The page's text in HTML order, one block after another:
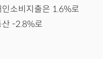
소비지출은 1.6%로
산 -2.8%로